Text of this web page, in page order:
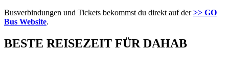
Busverbindungen und Tickets bekommst du direkt auf der>> GO
Bus Website.
BESTE REISEZEIT FÜR DAHAB